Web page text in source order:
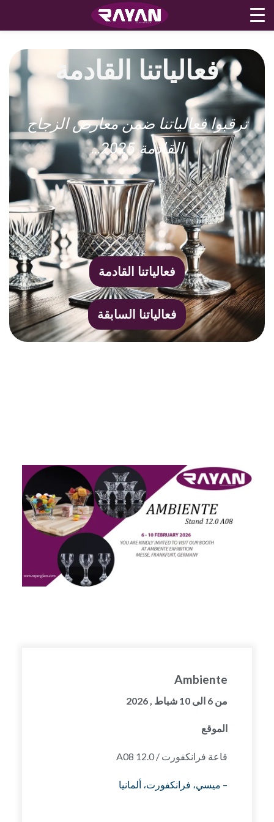
فعالياتنا القادمة
ترقبوا فعالياتنا ضمن معارض الزجاج
القادمة 2025…
فعالياتنا القادمة
فعالياتنا السابقة
Ambiente
من 6 الى 10 شباط , 2026
الموقع
قاعة فرانكفورت / 12.0 A08
– ميسي، فرانكفورت، ألمانيا